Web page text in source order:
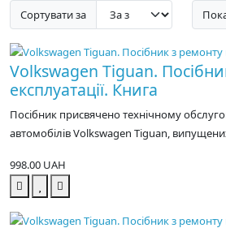
Сортувати за
Volkswagen Tiguan.
експлуатації. Книга
Посібник присвячено технічному
автомобілів Volkswagen Tiguan,
998.00 UAH